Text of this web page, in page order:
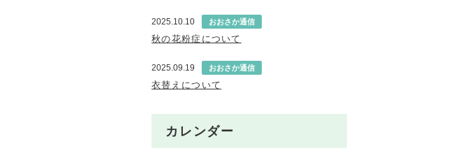
2025.10.10 おおさか通信
秋の花粉症について
2025.09.19 おおさか通信
衣替えについて
カレンダー